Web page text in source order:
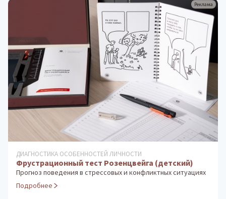
Реклама
ДИАГНОСТИКА ОСОБЕННОСТЕЙ ЛИЧНОСТИ
Фрустрационный тест Розенцвейга (детский)
Прогноз поведения в стрессовых и конфликтных ситуациях
Подробнее